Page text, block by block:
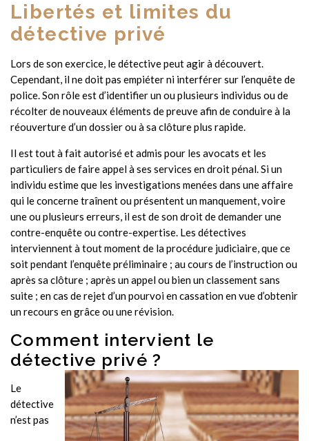
Libertés et limites du
détective privé
Lors de son exercice, le détective peut agir à découvert.
Cependant, il ne doit pas empiéter ni interférer sur l’enquête de
police. Son rôle est d’identifier un ou plusieurs individus ou de
récolter de nouveaux éléments de preuve afin de conduire à la
réouverture d’un dossier ou à sa clôture plus rapide.
Il est tout à fait autorisé et admis pour les avocats et les
particuliers de faire appel à ses services en droit pénal. Si un
individu estime que les investigations menées dans une affaire
qui le concerne traînent ou présentent un manquement, voire
une ou plusieurs erreurs, il est de son droit de demander une
contre-enquête ou contre-expertise. Les détectives
interviennent à tout moment de la procédure judiciaire, que ce
soit pendant l’enquête préliminaire ; au cours de l’instruction ou
après sa clôture ; après un appel ou bien un classement sans
suite ; en cas de rejet d’un pourvoi en cassation en vue d’obtenir
un recours en grâce ou une révision.
Comment intervient le
détective privé ?
Le
détective
n’est pas